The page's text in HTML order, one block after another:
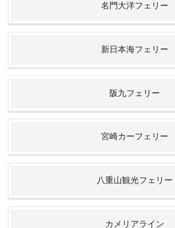
名門大洋フェリー
新日本海フェリー
阪九フェリー
宮崎カーフェリー
八重山観光フェリー
カメリアライン